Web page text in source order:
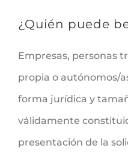
¿Quién puede
Empresas, personas
propia o autónomos/
forma jurídica y
válidamente
presentación de la